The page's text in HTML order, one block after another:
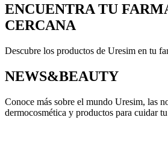
ENCUENTRA TU
CERCANA
Descubre los productos de Uresim en tu
NEWS&BEAUTY
Conoce más sobre el mundo Uresim, las
dermocosmética y productos para cuidar